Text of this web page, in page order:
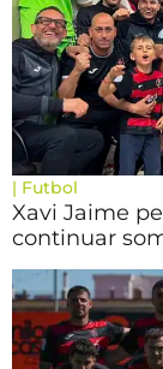
| Futbol
Xavi Jaime
continuar